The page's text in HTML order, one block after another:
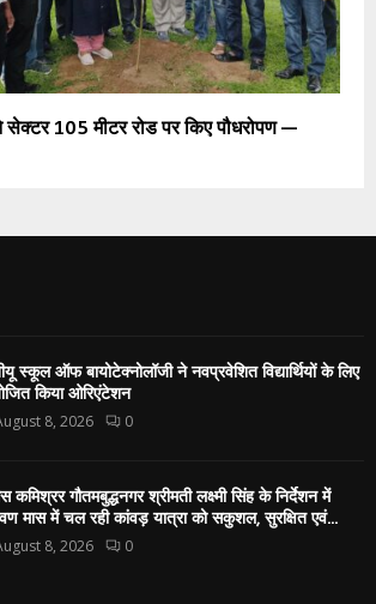
सेक्टर 105 मीटर रोड पर किए पौधरोपण —
स्कूल ऑफ बायोटेक्नोलॉजी ने नवप्रवेशित विद्यार्थियों के लिए
किया ओरिएंटेशन
8, 2026 0
कमिश्रर गौतमबुद्धनगर श्रीमती लक्ष्मी सिंह के निर्देशन में
मास में चल रही कांवड़ यात्रा को सकुशल, सुरक्षित एवं...
8, 2026 0